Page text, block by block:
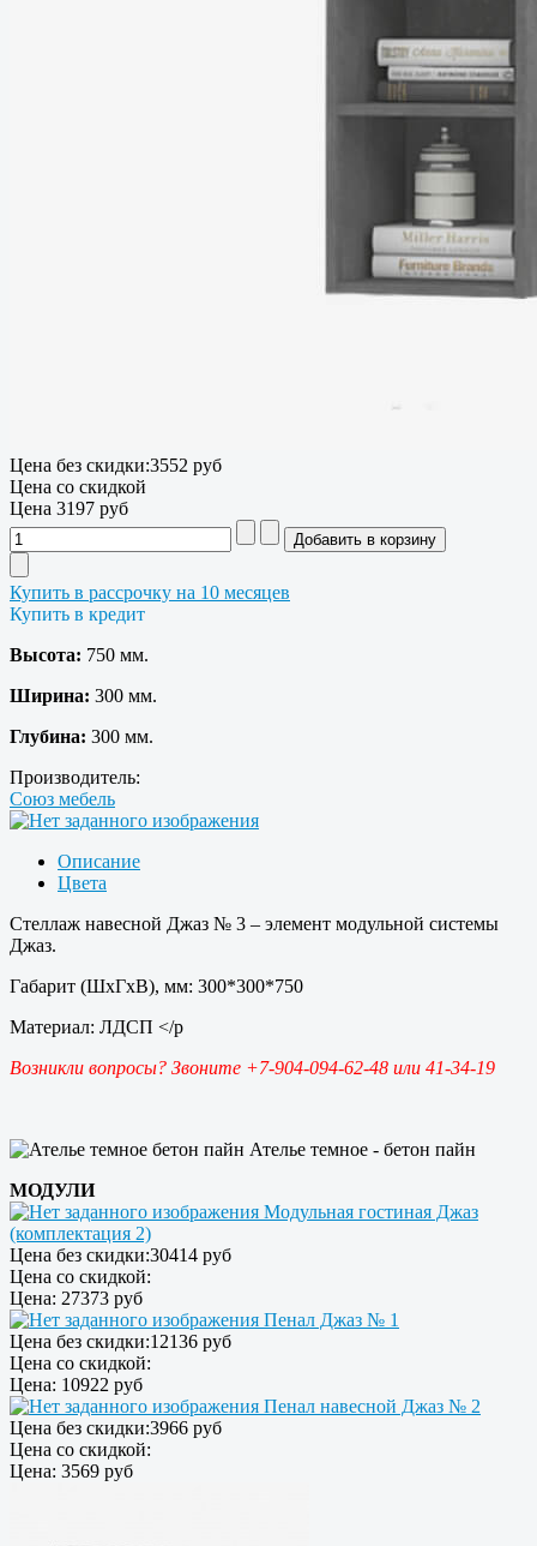
Цена без скидки:3552 руб
Цена со скидкой
Цена 3197 руб
Купить в рассрочку на 10 месяцев
Купить в кредит
Высота: 750 мм.
Ширина: 300 мм.
Глубина: 300 мм.
Производитель:
Союз мебель
Описание
Цвета
Стеллаж навесной Джаз № 3 – элемент модульной системы
Джаз.
Габарит (ШхГхВ), мм: 300*300*750
Материал: ЛДСП </p
Возникли вопросы? Звоните +7-904-094-62-48 или 41-34-19
Ателье темное - бетон пайн
МОДУЛИ
Модульная гостиная Джаз
(комплектация 2)
Цена без скидки:30414 руб
Цена со скидкой:
Цена: 27373 руб
Пенал Джаз № 1
Цена без скидки:12136 руб
Цена со скидкой:
Цена: 10922 руб
Пенал навесной Джаз № 2
Цена без скидки:3966 руб
Цена со скидкой:
Цена: 3569 руб